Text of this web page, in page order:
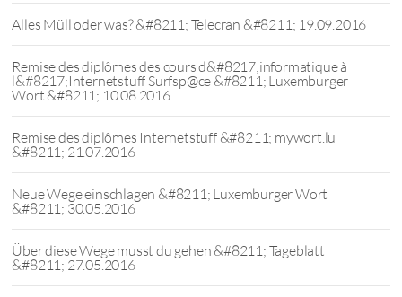
Alles Müll oder was? &#8211; Telecran &#8211; 19.09.2016
Remise des diplômes des cours d&#8217;informatique à
l&#8217;Internetstuff Surfsp@ce &#8211; Luxemburger
Wort &#8211; 10.08.2016
Remise des diplômes Internetstuff &#8211; mywort.lu
&#8211; 21.07.2016
Neue Wege einschlagen &#8211; Luxemburger Wort
&#8211; 30.05.2016
Über diese Wege musst du gehen &#8211; Tageblatt
&#8211; 27.05.2016